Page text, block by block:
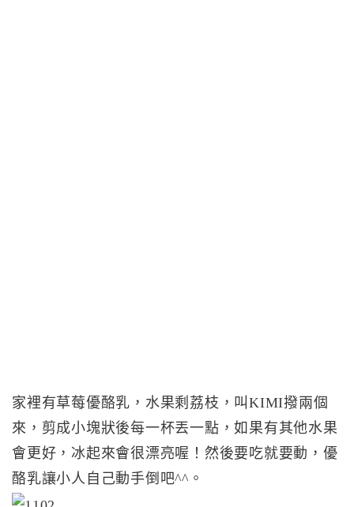
家裡有草莓優酪乳，水果剩荔枝，叫KIMI撥兩個
來，剪成小塊狀後每一杯丟一點，如果有其他水果
會更好，冰起來會很漂亮喔！然後要吃就要動，優
酪乳讓小人自己動手倒吧^^。